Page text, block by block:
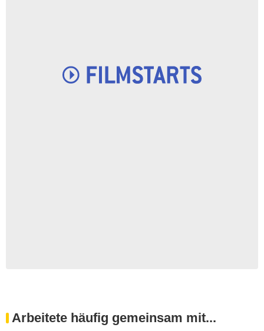
Arbeitete häufig gemeinsam mit...